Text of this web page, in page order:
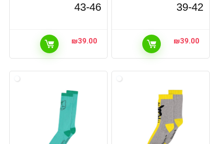
39-42
₪39.00
43-46
₪39.00